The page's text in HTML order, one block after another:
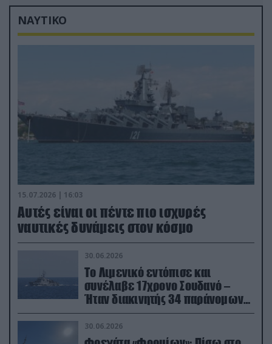
ΝΑΥΤΙΚΟ
15.07.2026 | 16:03
Aυτές είναι οι πέντε πιο ισχυρές
ναυτικές δυνάμεις στον κόσμο
30.06.2026
Το Λιμενικό εντόπισε και
συνέλαβε 17χρονο Σουδανό –
Ήταν διακινητής 34 παράνομων
μεταναστών
30.06.2026